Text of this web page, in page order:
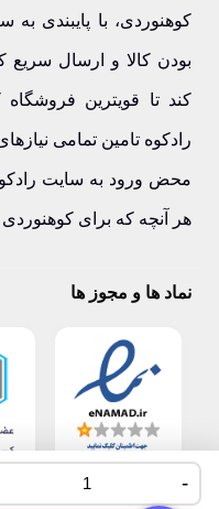
-
کوهنوردی، با پایبندی
بودن کالا و ارسال
کند تا قویترین
رادکوه تامین تمامی
محض ورود به سایت
هر آنچه که برای کوهنوردی
نماد ها و مجوز ها